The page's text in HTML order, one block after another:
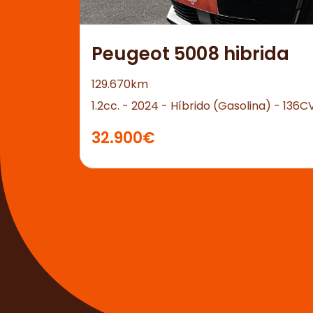
Peugeot 5008 hibrida
129.670km
1.2cc. - 2024 - Híbrido (Gasolina) -
32.900€